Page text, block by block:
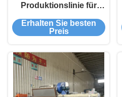
Produktionslinie für
Polypropylenband mit
hochmoderner
Breite 9~32 mm und
hohe Kapazität 100~800
KG/h
Erhalten Sie besten
Preis